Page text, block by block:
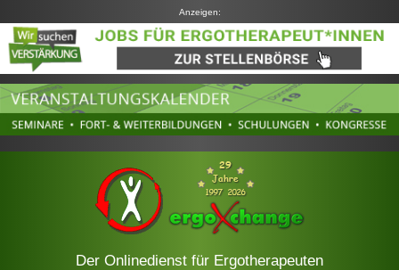
Anzeigen:
Der Onlinedienst für Ergotherapeuten